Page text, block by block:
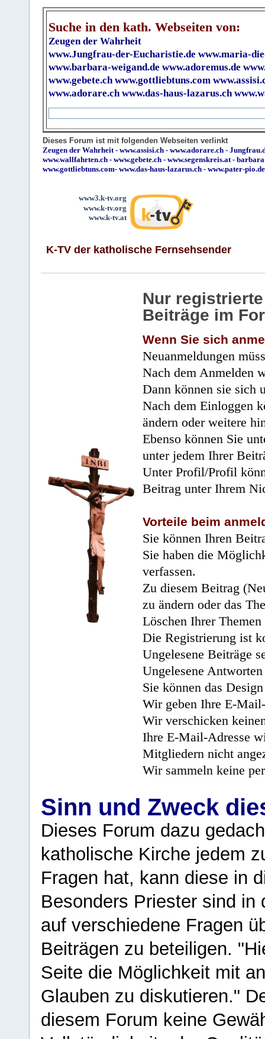
Suche in den kath. Webseiten von:
Zeugen der Wahrheit
www.Jungfrau-der-Eucharistie.de www.maria-
www.barbara-weigand.de www.adoremus.de
www.gebete.ch www.gottliebtuns.com
www.adorare.ch www.das-haus-lazarus.ch
Dieses Forum ist mit folgenden Webseiten verlinkt
Zeugen der Wahrheit - www.assisi.ch - www.adorare.ch -
www.wallfahrten.ch - www.gebete.ch - www.segenskreis.at -
www.gottliebtuns.com- www.das-haus-lazarus.ch - www.pater-pio.de
www3.k-tv.org
www.k-tv.org
www.k-tv.at
K-TV der katholische Fernsehsender
Nur
Beiträge im
Wenn Sie sich
Neuanmeldungen
Nach dem Anmelden
Dann können sie sich
Nach dem Einloggen
ändern oder weitere
Ebenso können Sie
unter jedem Ihrer
Unter Profil/Profil
Beitrag unter Ihrem
Vorteile beim
Sie können Ihren
Sie haben die
verfassen.
Zu diesem Beitrag
zu ändern oder das
Löschen Ihrer
Die Registrierung ist
Ungelesene Beiträge
Ungelesene
Sie können das
Wir geben Ihre E-
Wir verschicken
Ihre E-Mail-Adresse
Mitgliedern nicht
Wir sammeln keine
Sinn und Zweck
Dieses Forum dazu
katholische Kirche jedem
Fragen hat, kann diese in
Besonders Priester sind in
auf verschiedene Fragen
Beiträgen zu beteiligen.
Seite die Möglichkeit mit
Glauben zu diskutieren."
diesem Forum keine